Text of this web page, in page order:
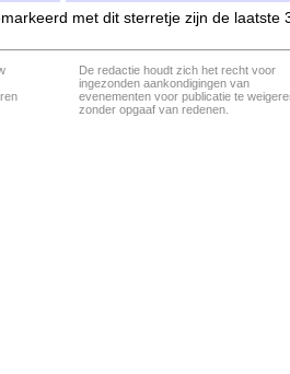
met dit sterretje zijn de laatste
De redactie houdt zich het recht voor
ingezonden aankondigingen van
evenementen voor publicatie te
zonder opgaaf van redenen.